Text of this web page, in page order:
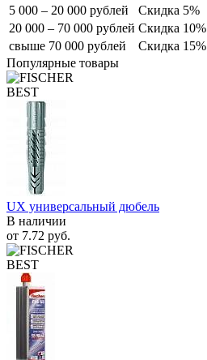
5 000 – 20 000 рублей
Скидка 5%
20 000 – 70 000 рублей Скидка 10%
свыше 70 000 рублей
Скидка 15%
Популярные товары
BEST
UX универсальный дюбель
В наличии
от 7.72 руб.
BEST